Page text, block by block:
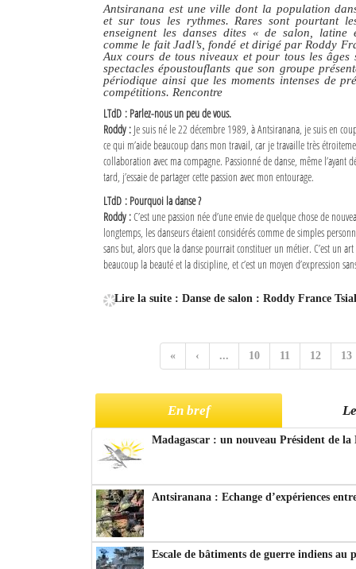
Antsiranana est une ville dont la population
et sur tous les rythmes. Rares sont pourtant
enseignent les danses dites « de salon, latine
comme le fait Jadl’s, fondé et dirigé par Roddy
Aux cours de tous niveaux et pour tous les âges
spectacles époustouflants que son groupe
périodique ainsi que les moments intenses de
compétitions. Rencontre
LTdD : Parlez-nous un peu de vous.
Roddy : Je suis né le 22 décembre 1989, à Antsiranana, je suis en
ce qui m’aide beaucoup dans mon travail, car je travaille très
collaboration avec ma compagne. Passionné de danse, même l’ayant
tard, j’essaie de partager cette passion avec mon entourage.
LTdD : Pourquoi la danse ?
Roddy :C’est une passion née d’une envie de quelque chose de
longtemps, les danseurs étaient considérés comme de simples
sans but, alors que la danse pourrait constituer un métier. C’est un
beaucoup la beauté et la discipline, et c’est un moyen d’expression
Lire la suite : Danse de salon : Roddy France
« ‹ ... 10 11 12 13
En bref
Madagascar : un nouveau Président de
Antsiranana : Echange d’expériences
Escale de bâtiments de guerre indiens au